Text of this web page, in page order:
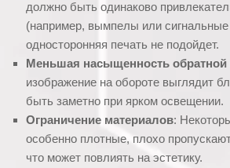
должно быть одинаково
(например, вымпелы или
односторонняя печать не подойдет.
Меньшая насыщенность обратной
изображение на обороте выглядит
быть заметно при ярком освещении.
Ограничение материалов:
особенно плотные, плохо
что может повлиять на эстетику.